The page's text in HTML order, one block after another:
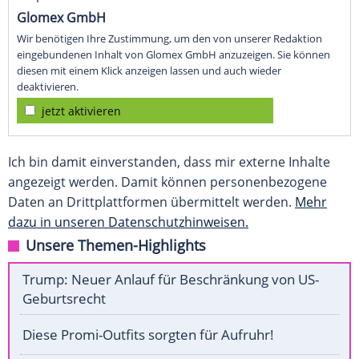
Glomex GmbH
Wir benötigen Ihre Zustimmung, um den von unserer Redaktion
eingebundenen Inhalt von Glomex GmbH anzuzeigen. Sie können
diesen mit einem Klick anzeigen lassen und auch wieder
deaktivieren.
jetzt aktivieren
Ich bin damit einverstanden, dass mir externe Inhalte
angezeigt werden. Damit können personenbezogene
Daten an Drittplattformen übermittelt werden. Mehr
dazu in unseren Datenschutzhinweisen.
Unsere Themen-Highlights
Trump: Neuer Anlauf für Beschränkung von US-
Geburtsrecht
Diese Promi-Outfits sorgten für Aufruhr!